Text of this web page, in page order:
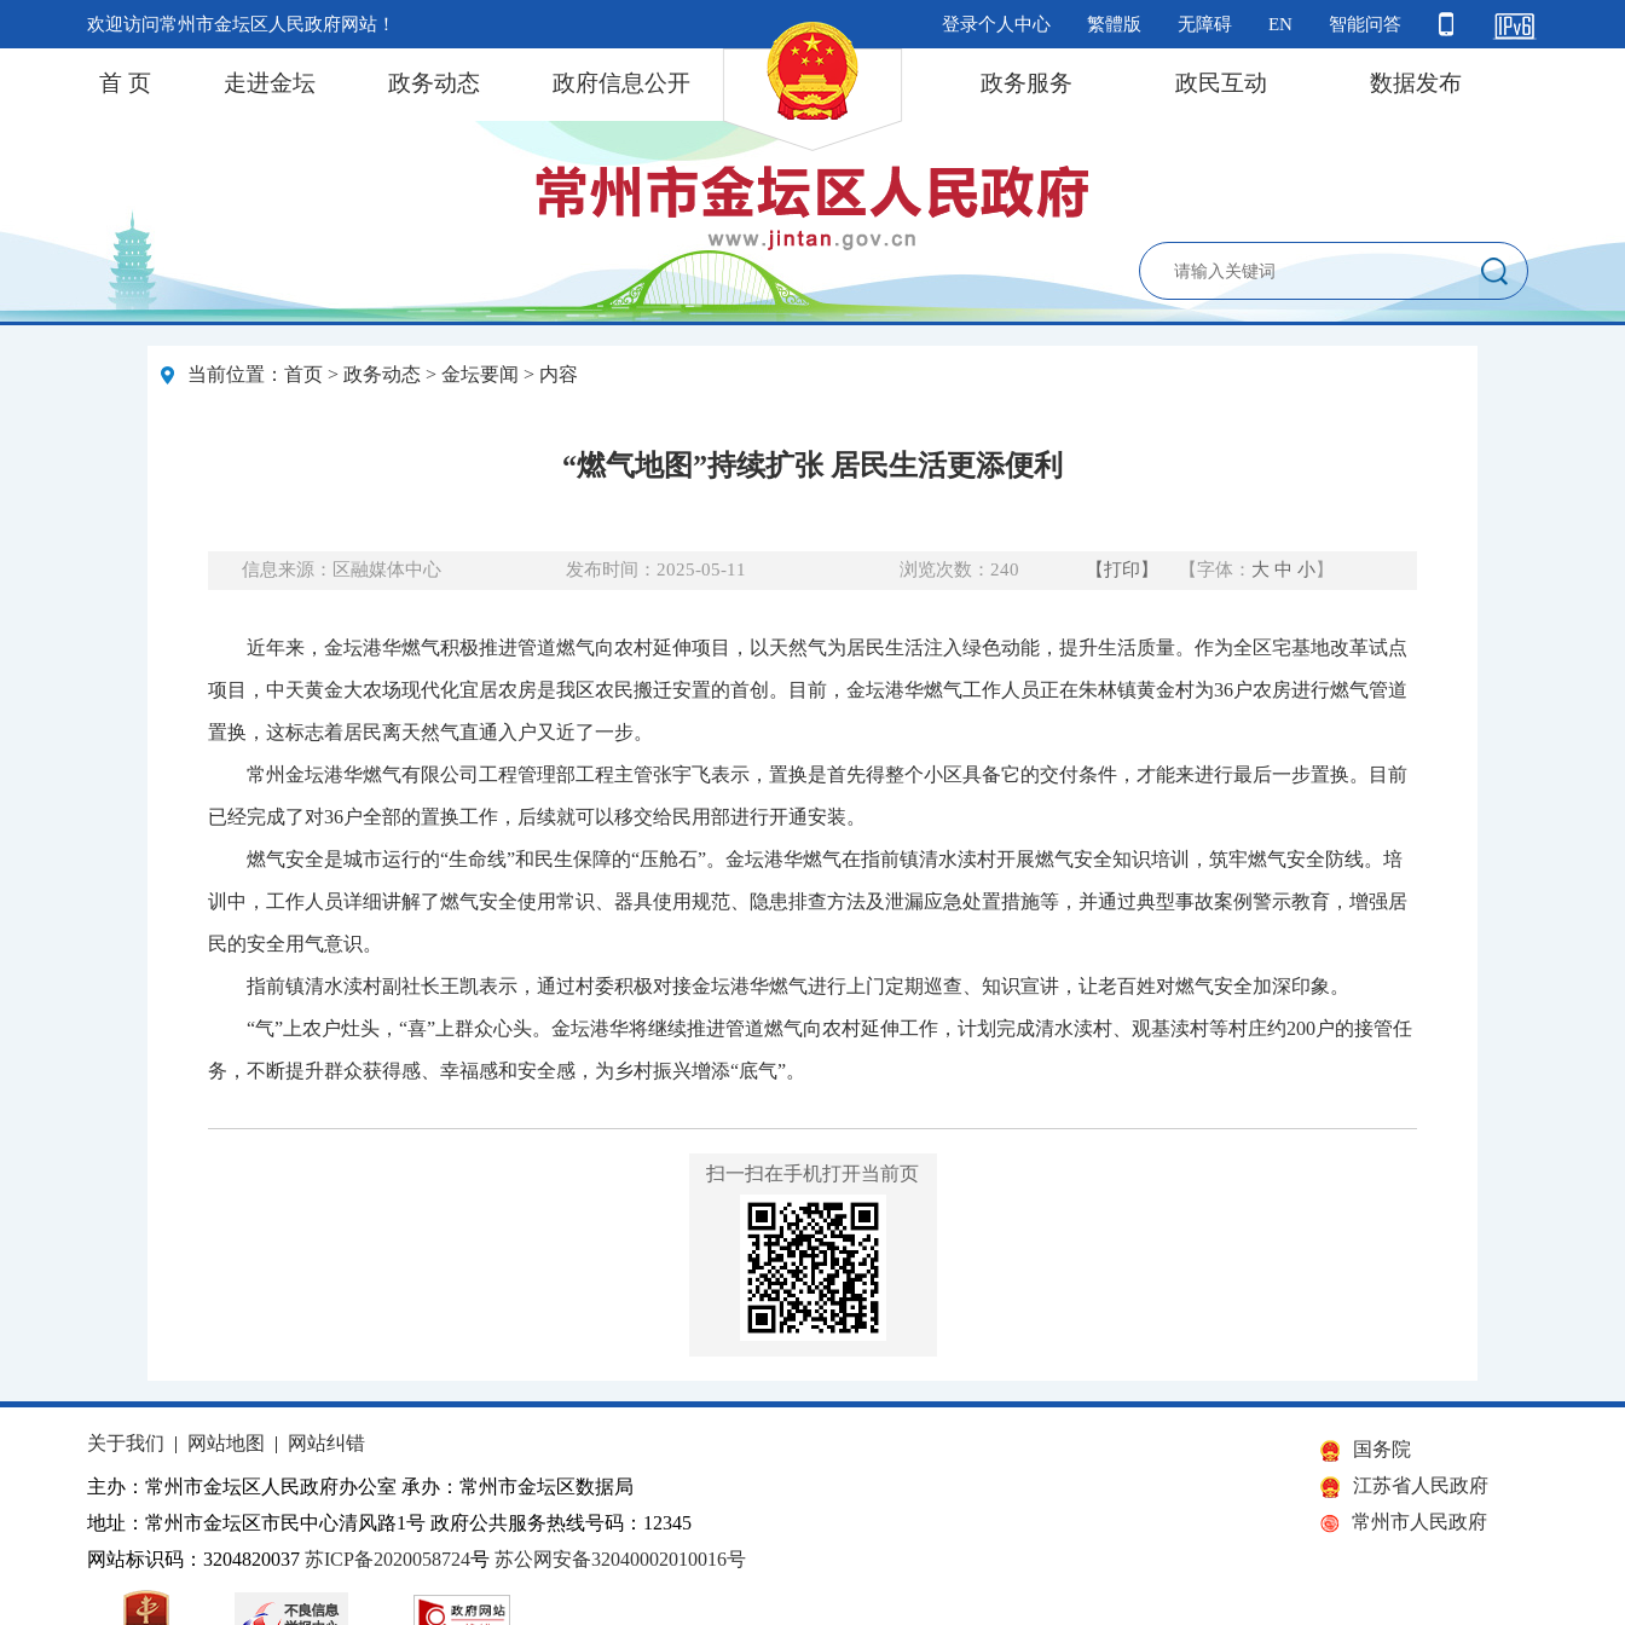
欢迎访问常州市金坛区人民政府网站！ 登录个人中心 繁體版 无障碍 EN 智能问答
首 页 走进金坛 政务动态 政府信息公开 政务服务 政民互动 数据发布
当前位置： 首页 > 政务动态 > 金坛要闻 > 内容
“燃气地图”持续扩张 居民生活更添便利
信息来源：区融媒体中心 发布时间：2025-05-11 浏览次数： 240 【打印】 【字体： 大 中 小】
近年来，金坛港华燃气积极推进管道燃气向农村延伸项目，以天然气为居民生活注入绿色动能，提升生活质量。作为全区宅基地改革试点
项目，中天黄金大农场现代化宜居农房是我区农民搬迁安置的首创。目前，金坛港华燃气工作人员正在朱林镇黄金村为36户农房进行燃气管道
置换，这标志着居民离天然气直通入户又近了一步。
常州金坛港华燃气有限公司工程管理部工程主管张宇飞表示，置换是首先得整个小区具备它的交付条件，才能来进行最后一步置换。目前
已经完成了对36户全部的置换工作，后续就可以移交给民用部进行开通安装。
燃气安全是城市运行的“生命线”和民生保障的“压舱石”。金坛港华燃气在指前镇清水渎村开展燃气安全知识培训，筑牢燃气安全防线。培
训中，工作人员详细讲解了燃气安全使用常识、器具使用规范、隐患排查方法及泄漏应急处置措施等，并通过典型事故案例警示教育，增强居
民的安全用气意识。
指前镇清水渎村副社长王凯表示，通过村委积极对接金坛港华燃气进行上门定期巡查、知识宣讲，让老百姓对燃气安全加深印象。
“气”上农户灶头，“喜”上群众心头。金坛港华将继续推进管道燃气向农村延伸工作，计划完成清水渎村、观基渎村等村庄约200户的接管任
务，不断提升群众获得感、幸福感和安全感，为乡村振兴增添“底气”。
扫一扫在手机打开当前页
关于我们 | 网站地图 | 网站纠错
主办：常州市金坛区人民政府办公室 承办：常州市金坛区数据局
地址：常州市金坛区市民中心清风路1号 政府公共服务热线号码：12345
网站标识码：3204820037 苏ICP备2020058724号 苏公网安备32040002010016号
国务院
江苏省人民政府
常州市人民政府